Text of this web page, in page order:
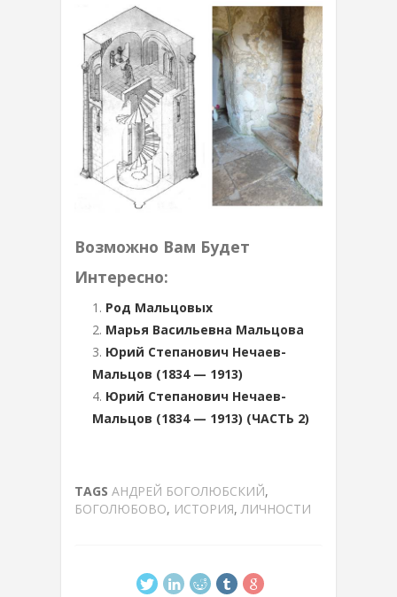
Возможно Вам Будет
Интересно:
Род Мальцовых
Марья Васильевна Мальцова
Юрий Степанович Нечаев-
Мальцов (1834 — 1913)
Юрий Степанович Нечаев-
Мальцов (1834 — 1913) (ЧАСТЬ 2)
TAGS АНДРЕЙ БОГОЛЮБСКИЙ,
БОГОЛЮБОВО, ИСТОРИЯ, ЛИЧНОСТИ